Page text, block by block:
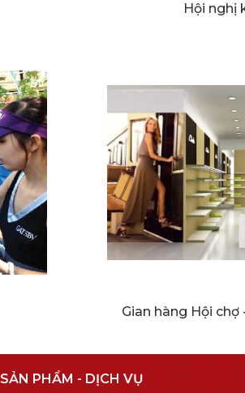
Hội nghị
Gian hàng Hội chợ
SẢN PHẨM - DỊCH VỤ